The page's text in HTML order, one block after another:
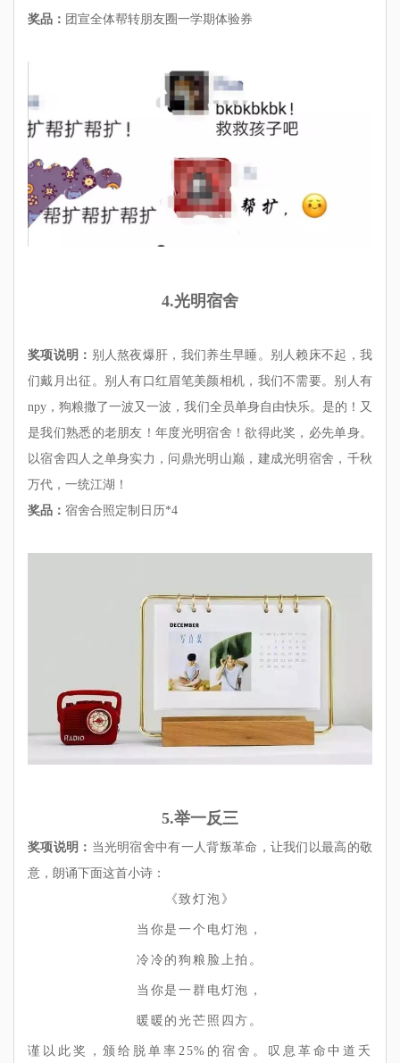
奖品： 团宣全体帮转朋友圈一学期体验券
4.光明宿舍
奖项说明： 别人熬夜爆肝，我们养生早睡。别人赖床不起，我
们戴月出征。别人有口红眉笔美颜相机，我们不需要。别人有
npy，狗粮撒了一波又一波，我们全员单身自由快乐。是的！又
是我们熟悉的老朋友！年度光明宿舍！欲得此奖，必先单身。
以宿舍四人之单身实力，问鼎光明山巅，建成光明宿舍，千秋
万代，一统江湖！
奖品： 宿舍合照定制日历*4
5.举一反三
奖项说明： 当光明宿舍中有一人背叛革命，让我们以最高的敬
意，朗诵下面这首小诗：
《致灯泡》
当你是一个电灯泡，
冷冷的狗粮脸上拍。
当你是一群电灯泡，
暖暖的光芒照四方。
谨以此 奖
，颁给脱单率25%的宿舍。叹息革命中道夭